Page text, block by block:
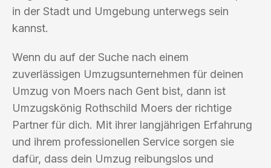
in der Stadt und Umgebung unterwegs sein
kannst.
Wenn du auf der Suche nach einem
zuverlässigen Umzugsunternehmen für deinen
Umzug von Moers nach Gent bist, dann ist
Umzugskönig Rothschild Moers der richtige
Partner für dich. Mit ihrer langjährigen Erfahrung
und ihrem professionellen Service sorgen sie
dafür, dass dein Umzug reibungslos und